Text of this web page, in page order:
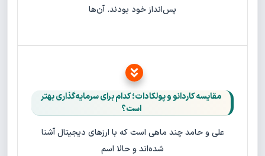
پس‌انداز خود بودند. آن‌ها
مقایسه کاردانو و پولکادات؛ کدام برای سرمایه‌گذاری بهتر
است؟
علی و حامد چند ماهی است که با ارزهای دیجیتال آشنا
شده‌اند و حالا اسم